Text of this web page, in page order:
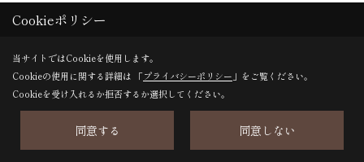
こんなｷﾗｷﾗな洗面所だったら女性のお客さんはうれしいで
AFTER
Cookieポリシー
当サイトではCookieを使用します。
Cookieの使用に関する詳細は 「プライバシーポリシー 」をご覧ください。
Cookieを受け入れるか拒否するか選択してください。
同意する 同意しない